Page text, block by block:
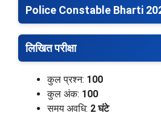
Police Constable Bharti
लिखित परीक्षा
कुल प्रश्न: 100
कुल अंक: 100
समय अवधि: 2 घंटे